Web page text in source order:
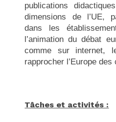
publications
dimensions de l’UE,
dans les
l’animation du débat
comme sur internet,
rapprocher l’Europe des
Tâches et activités :